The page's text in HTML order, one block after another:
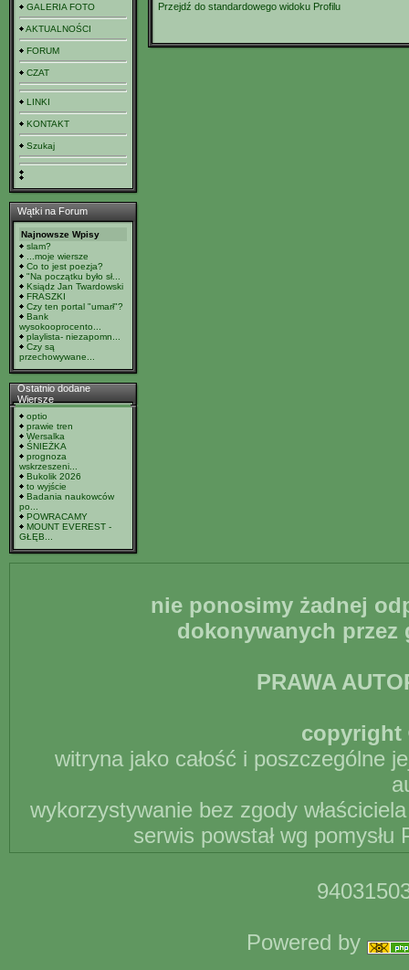
GALERIA FOTO
AKTUALNOŚCI
FORUM
CZAT
LINKI
KONTAKT
Szukaj
Wątki na Forum
Najnowsze Wpisy
slam?
...moje wiersze
Co to jest poezja?
"Na początku było sł...
Ksiądz Jan Twardowski
FRASZKI
Czy ten portal "umarł"?
Bank
wysokooprocento...
playlista- niezapomn...
Czy są
przechowywane...
Ostatnio dodane
Wiersze
optio
prawie tren
Wersalka
ŚNIEŻKA
prognoza
wskrzeszeni...
Bukolik 2026
to wyjście
Badania naukowców
po...
POWRACAMY
MOUNT EVEREST -
GŁĘB...
Przejdź do standardowego widoku Profilu
nie ponosimy żadnej
dokonywanych
PRAWA
copyright
witryna jako całość i poszczególne
wykorzystywanie bez zgody
serwis powstał wg
Powered by